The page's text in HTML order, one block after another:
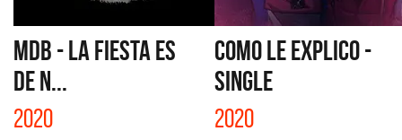
MDB - LA FIESTA ES
DE N...
2020
COMO LE EXPLICO -
SINGLE
2020